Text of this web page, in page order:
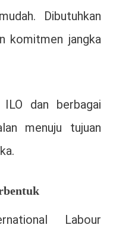
Dibutuhkan
komitmen jangka
ILO dan berbagai
menuju tujuan
Labour